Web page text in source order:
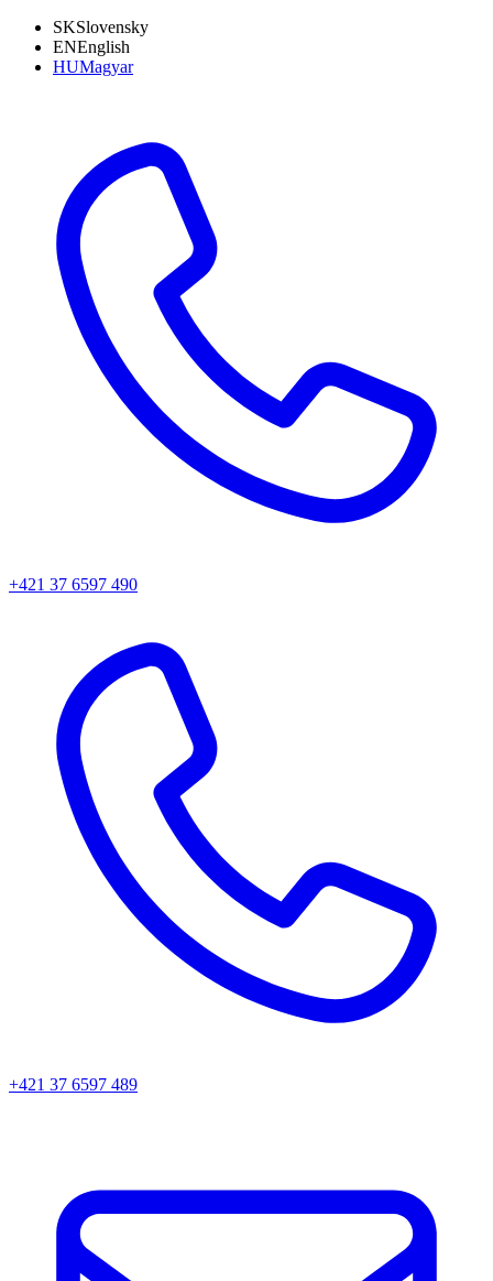
SKSlovensky
ENEnglish
HUMagyar
+421 37 6597 490
+421 37 6597 489